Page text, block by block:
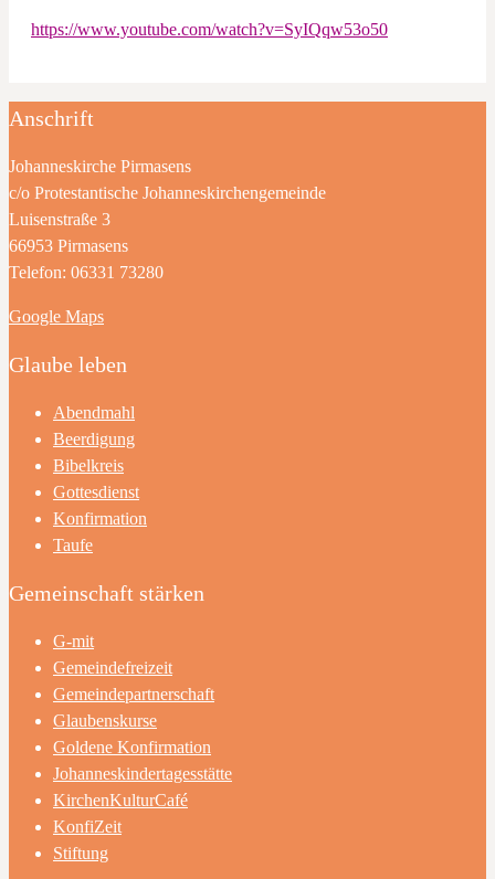
https://www.youtube.com/watch?v=SyIQqw53o50
Anschrift
Johanneskirche Pirmasens
c/o Protestantische Johanneskirchengemeinde
Luisenstraße 3
66953 Pirmasens
Telefon: 06331 73280
Google Maps
Glaube leben
Abendmahl
Beerdigung
Bibelkreis
Gottesdienst
Konfirmation
Taufe
Gemeinschaft stärken
G-mit
Gemeindefreizeit
Gemeindepartnerschaft
Glaubenskurse
Goldene Konfirmation
Johanneskindertagesstätte
KirchenKulturCafé
KonfiZeit
Stiftung